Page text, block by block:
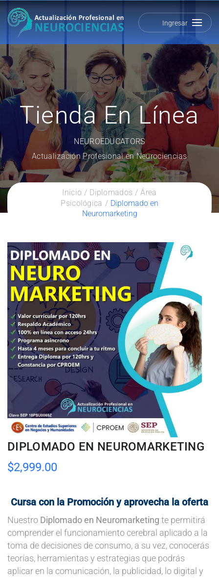
Ingresar
Tienda En Línea
NEUROEDUCATORS
Actualización Profesional en Neurociencias
Inicio Diplomados
Área
Psicológica
Diplomado en
Neuromarketing
DIPLOMADO EN NEUROMARKETING
$2,999.00
Cursa con la Promoción y aprovecha la oferta
Nuestro Diplomado en Neuromarketing te permitirá
comprender el funcionamiento cerebral aplicado a la
toma de decisiones de consumo, a su vez, conocerás
teorías, herramientas y estrategias que podrás
aplicar en la comunicación, la publicidad, lo digital y